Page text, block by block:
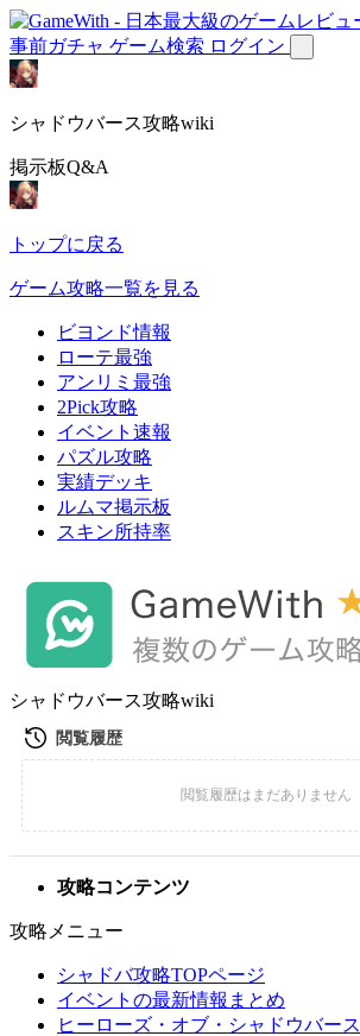
事前ガチャ ゲーム検索 ログイン
シャドウバース攻略wiki
掲示板Q&A
トップに戻る
ゲーム攻略一覧を見る
ビヨンド情報
ローテ最強
アンリミ最強
2Pick攻略
イベント速報
パズル攻略
実績デッキ
ルムマ掲示板
スキン所持率
シャドウバース攻略wiki
攻略コンテンツ
攻略メニュー
シャドバ攻略TOPページ
イベントの最新情報まとめ
ヒーローズ・オブ・シャドウバー